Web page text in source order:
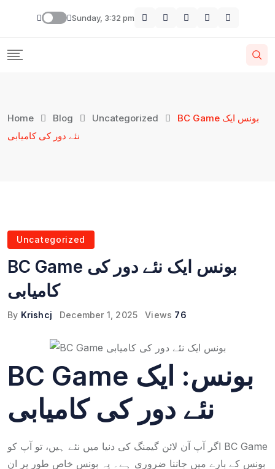
Sunday, 3:32 pm
Home Blog Uncategorized
BC Game بونس ایک
نئے دور کی کامیابی
Uncategorized
BC Game بونس ایک نئے دور کی
کامیابی
By Krishcj December 1, 2025 Views 76
BC Game بونس: ایک
نئے دور کی کامیابی
اگر آپ آن لائن گیمنگ کی دنیا میں نئے ہیں، تو آپ کو BC Game
بونس کے بارے میں جاننا ضروری ہے۔ یہ بونس خاص طور پر ان